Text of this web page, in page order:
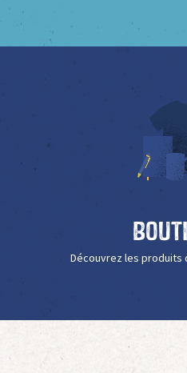
Découvrez les produits